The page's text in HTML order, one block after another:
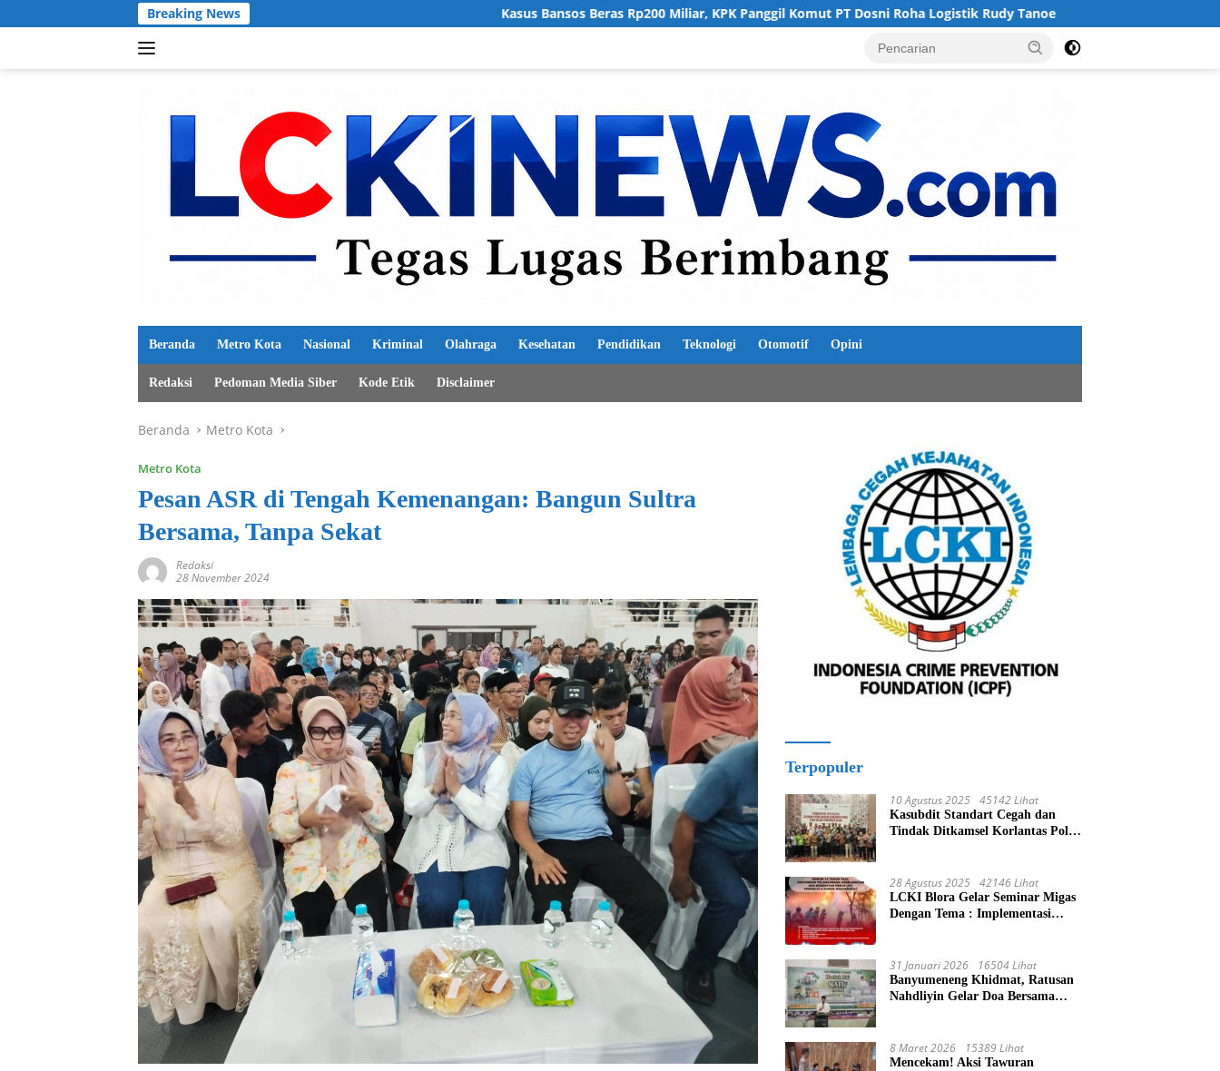
ke
Breaking News Kasus Bansos Beras Rp200 Miliar, KPK Panggil Komut PT Dosni Roha Logistik Rudy Tanoe Hoaks Kenaikan Denda Tilang,
Beranda Metro Kota Nasional Kriminal Olahraga Kesehatan Pendidikan Teknologi Otomotif Opini
Redaksi Pedoman Media Siber Kode Etik Disclaimer
Beranda Metro Kota
Metro Kota
Pesan ASR di Tengah Kemenangan: Bangun Sultra
Bersama, Tanpa Sekat
Redaksi
28 November 2024
Terpopuler
10 Agustus 2025 45142 Lihat
Kasubdit Standart Cegah dan
Tindak Ditkamsel Korlantas Polri
Pemeliharaan Kendaraan Dinas
Di Ditjen Pendidikan Islam
28 Agustus 2025 42146 Lihat
LCKI Blora Gelar Seminar Migas
Dengan Tema : Implementasi
Keselamatan dan Kesehatan Kerja
(K3) Pengelola Sumur
Masyarakat
31 Januari 2026 16504 Lihat
Banyumeneng Khidmat, Ratusan
Nahdliyin Gelar Doa Bersama
8 Maret 2026 15389 Lihat
Mencekam! Aksi Tawuran